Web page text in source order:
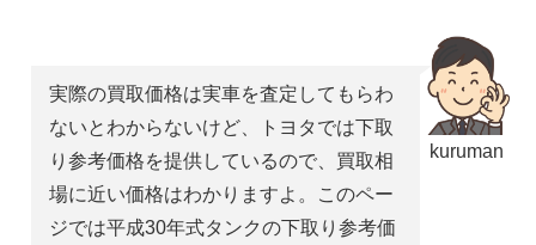
kuruman
実際の買取価格は実車を査定してもらわ
ないとわからないけど、トヨタでは下取
り参考価格を提供しているので、買取相
場に近い価格はわかりますよ。このペー
ジでは平成30年式タンクの下取り参考価